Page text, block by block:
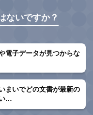
ないですか？
電子データが見つからな
まいでどの文書が最新の
…